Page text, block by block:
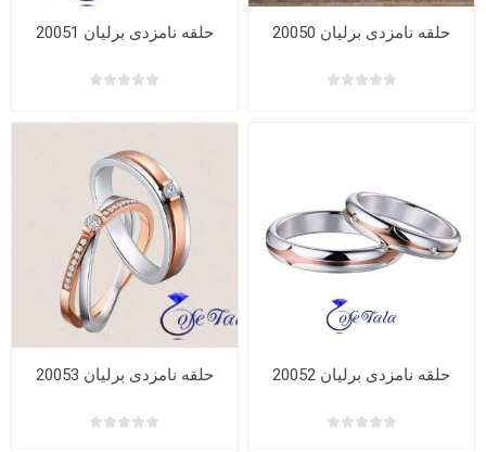
حلقه نامزدی برلیان 20050 حلقه نامزدی برلیان 20051
حلقه نامزدی برلیان 20052 حلقه نامزدی برلیان 20053